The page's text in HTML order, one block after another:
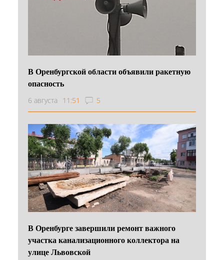
В Оренбургской области объявили ракетную
опасность
6 августа 11:51 5
В Оренбурге завершили ремонт важного
участка канализационного коллектора на
улице Львовской